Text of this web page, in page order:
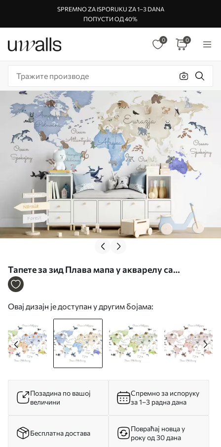
SPREMNO ZA ISPORUKU ZA 1–3 DANA
ПОПУСТИ ОД 40%
0 0
Тапете за зид Плава мапа у акварелу са
животињама. Ознаке на пољском. бр.
Овај дизајн је доступан у другим бојама:
Позадина по вашој
величини
Спремно за испоруку
за 1–3 радна дана
Бесплатна достава
Повраћај новца у
року од 30 дана